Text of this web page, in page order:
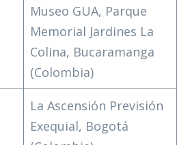
Museo GUA, Parque
Memorial Jardines La
Colina, Bucaramanga
(Colombia)
La Ascensión Previsión
Exequial, Bogotá